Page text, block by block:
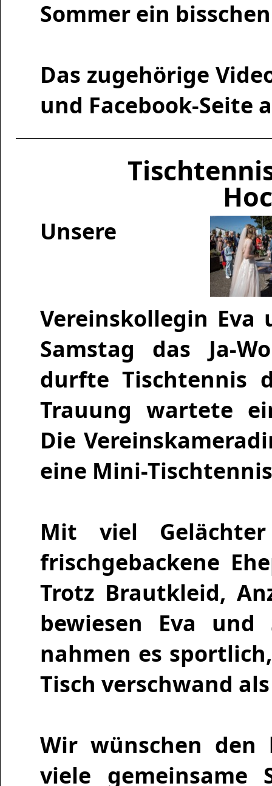
Sommer ein
Das zugehörige
und Facebook-Seite
Unsere
Vereinskollegin
Samstag das Ja-
durfte Tischtennis
Trauung wartete
Die
eine Mini-
Mit viel
frischgebackene
Trotz Brautkleid,
bewiesen Eva
nahmen es
Tisch verschwand
Wir wünschen den
viele